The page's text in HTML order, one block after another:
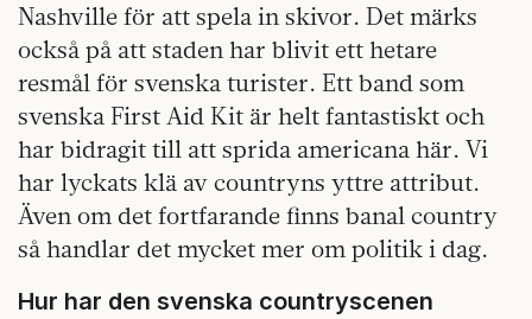
Nashville för att spela in skivor. Det märks
också på att staden har blivit ett hetare
resmål för svenska turister. Ett band som
svenska First Aid Kit är helt fantastiskt och
har bidragit till att sprida americana här. Vi
har lyckats klä av countryns yttre attribut.
Även om det fortfarande finns banal country
så handlar det mycket mer om politik i dag.
Hur har den svenska countryscenen